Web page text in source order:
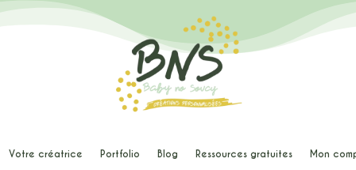
Votre créatrice Portfolio Blog Ressources gratuites Mon